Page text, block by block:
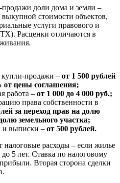
доли дома и земли –
стоимости объектов,
услуги правового и
Расценки отличаются в
продажи – от 1 500 рублей
от цены соглашения;
работа – от 1 000 до 4 000 руб.;
права собственности в
за переход прав на долю
земельного участка;
и выписки – от 500 рублей.
налоговые расходы – если жилье
5 лет. Ставка по налоговому
Вторая сторона сделки